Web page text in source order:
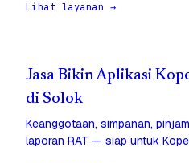
Lihat layanan →
Jasa Bikin Aplikasi
di Solok
Keanggotaan, simpanan,
laporan RAT — siap untuk